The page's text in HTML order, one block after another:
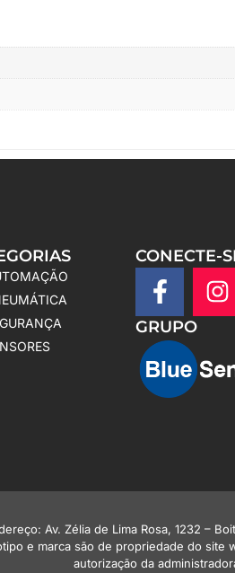
CONECTE-
GRUPO
Av. Zélia de Lima Rosa, 1232 –
e marca são de propriedade do
autorização da